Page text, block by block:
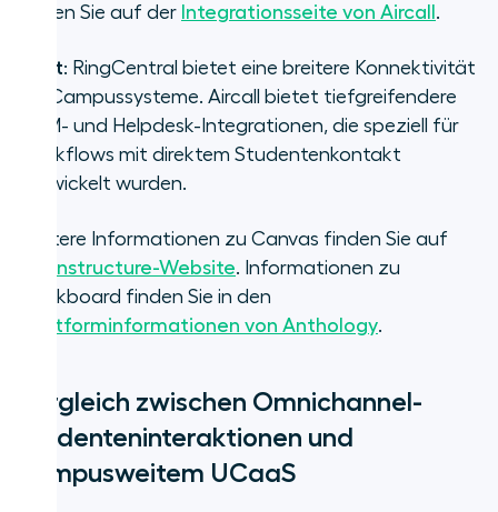
finden Sie auf der Integrationsseite von Aircall .
Fazit: RingCentral bietet eine breitere Konnektivität
für Campussysteme. Aircall bietet tiefgreifendere
CRM- und Helpdesk-Integrationen, die speziell für
Workflows mit direktem Studentenkontakt
entwickelt wurden.
Weitere Informationen zu Canvas finden Sie auf
Instructure-Website. Informationen zu
Blackboard finden Sie in den
Plattforminformationen von Anthology.
Vergleich zwischen Omnichannel-
Studenteninteraktionen und
campusweitem UCaaS